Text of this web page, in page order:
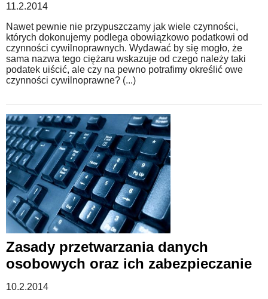
11.2.2014
Nawet pewnie nie przypuszczamy jak wiele czynności,
których dokonujemy podlega obowiązkowo podatkowi od
czynności cywilnoprawnych. Wydawać by się mogło, że
sama nazwa tego ciężaru wskazuje od czego należy taki
podatek uiścić, ale czy na pewno potrafimy określić owe
czynności cywilnoprawne? (...)
Zasady przetwarzania danych
osobowych oraz ich zabezpieczanie
10.2.2014